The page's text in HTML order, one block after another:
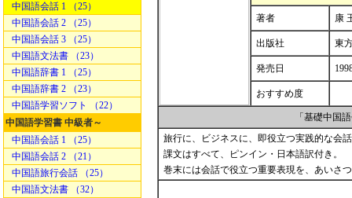
中国語会話 1 （25）
中国語会話 2 （25）
中国語会話 3 （25）
中国語文法書 （23）
中国語辞書 1 （25）
中国語辞書 2 （23）
中国語学習ソフト （22）
中国語学習書 中級者～
中国語会話 1 （25）
中国語会話 2 （21）
中国語旅行会話 （25）
中国語文法書 （32）
著者 康
出版社 東
発売日
おすすめ度
「基礎中国
旅行に、ビジネスに、即役立つ実践的な会
課文はすべて、ピンイン・日本語訳付き。
巻末には会話で役立つ重要表現を、あいさ